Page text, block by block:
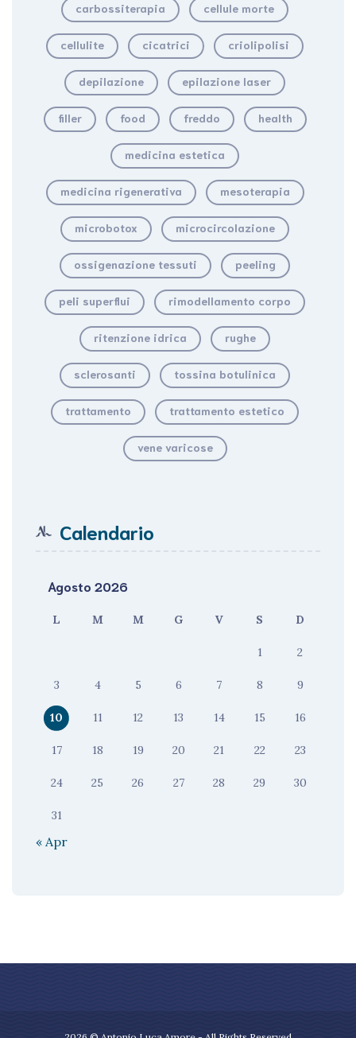
carbossiterapia cellule morte
cellulite cicatrici criolipolisi
depilazione epilazione laser
filler food freddo health
medicina estetica
medicina rigenerativa mesoterapia
microbotox microcircolazione
ossigenazione tessuti peeling
peli superflui rimodellamento corpo
ritenzione idrica rughe
sclerosanti tossina botulinica
trattamento trattamento estetico
vene varicose
Calendario
Agosto 2026
L M M G V S D
1 2
3 4 5 6 7 8 9
10 11 12 13 14 15 16
17 18 19 20 21 22 23
24 25 26 27 28 29 30
31
« Apr